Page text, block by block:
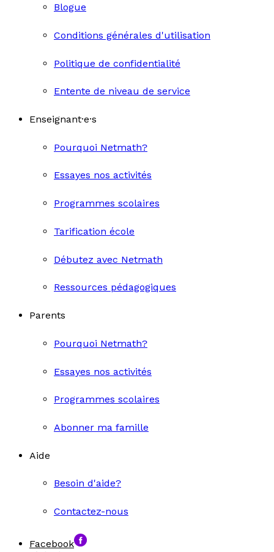
Blogue
Conditions générales d'utilisation
Politique de confidentialité
Entente de niveau de service
Enseignant·e·s
Pourquoi Netmath?
Essayes nos activités
Programmes scolaires
Tarification école
Débutez avec Netmath
Ressources pédagogiques
Parents
Pourquoi Netmath?
Essayes nos activités
Programmes scolaires
Abonner ma famille
Aide
Besoin d'aide?
Contactez-nous
Facebook